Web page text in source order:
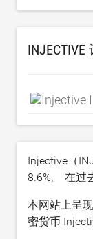
Injective（
8.6%。 在过
本网站上呈
密货币